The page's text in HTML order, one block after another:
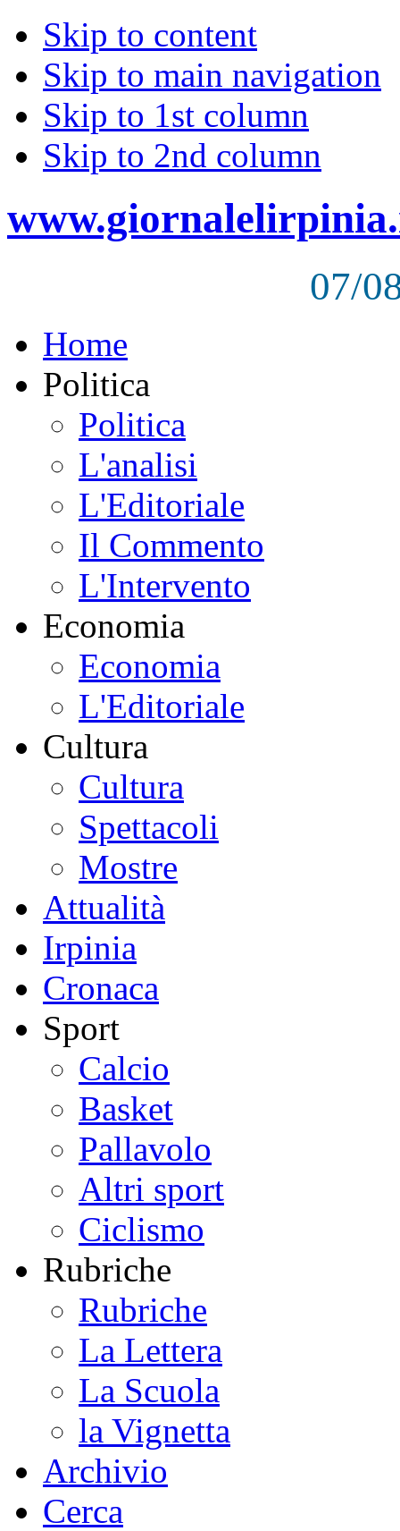
Skip to content
Skip to main navigation
Skip to 1st column
Skip to 2nd column
07/
Home
Politica
Politica
L'analisi
L'Editoriale
Il Commento
L'Intervento
Economia
Economia
L'Editoriale
Cultura
Cultura
Spettacoli
Mostre
Attualità
Irpinia
Cronaca
Sport
Calcio
Basket
Pallavolo
Altri sport
Ciclismo
Rubriche
Rubriche
La Lettera
La Scuola
la Vignetta
Archivio
Cerca